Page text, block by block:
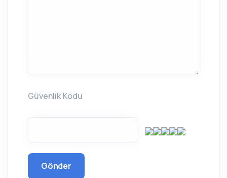
Güvenlik Kodu
Gönder